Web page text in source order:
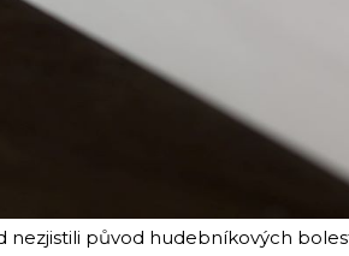
nezjistili původ hudebníkových